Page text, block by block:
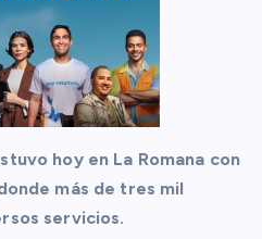
hoy en La Romana con
más de tres mil
servicios.